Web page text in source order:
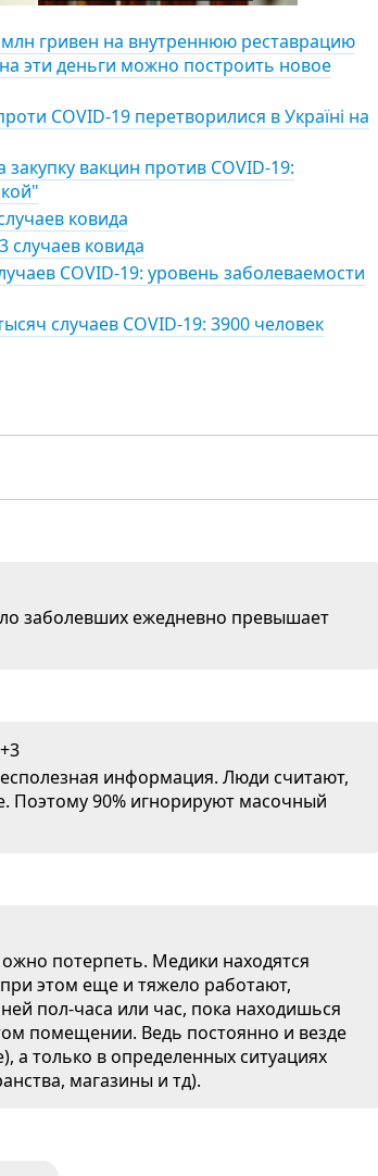
гривен на внутреннюю реставрацию
эти деньги можно построить новое
COVID-19 перетворилися в Україні на
вакцин против COVID-19:
ковида
случаев ковида
COVID-19: уровень заболеваемости
случаев COVID-19: 3900 человек
заболевших ежедневно превышает
+3
информация. Люди считают,
Поэтому 90% игнорируют масочный
потерпеть. Медики находятся
этом еще и тяжело работают,
пол-часа или час, пока находишься
помещении. Ведь постоянно и везде
а только в определенных ситуациях
магазины и тд).